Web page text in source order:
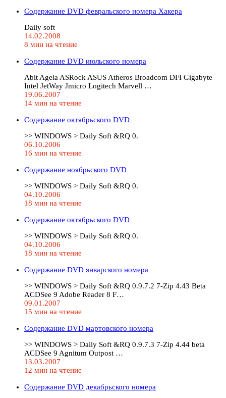
Содержание DVD февральского номера Хакера
Daily soft
14.02.2008
8 мин на чтение
Содержание DVD июльского номера
Abit Ageia ASRock ASUS Atheros Broadcom DFI Gigabyte
Intel JetWay Jmicro Logitech Marvell …
19.06.2007
14 мин на чтение
Содержание октябрьского DVD
>> WINDOWS > Daily Soft &RQ 0.
06.10.2006
16 мин на чтение
Содержание ноябрьского DVD
>> WINDOWS > Daily Soft &RQ 0.
04.10.2006
18 мин на чтение
Содержание октябрьского DVD
>> WINDOWS > Daily Soft &RQ 0.
04.10.2006
18 мин на чтение
Содержание DVD январского номера
>> WINDOWS > Daily Soft &RQ 0.9.7.2 7-Zip 4.43 Beta
ACDSee 9 Adobe Reader 8 F…
09.01.2007
15 мин на чтение
Содержание DVD мартовского номера
>> WINDOWS > Daily Soft &RQ 0.9.7.3 7-Zip 4.44 beta
ACDSee 9 Agnitum Outpost …
13.03.2007
12 мин на чтение
Содержание DVD декабрьского номера